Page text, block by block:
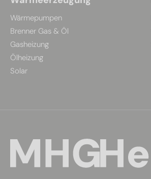
Wärmepumpen
Brenner Gas & Öl
Gasheizung
Ölheizung
Solar